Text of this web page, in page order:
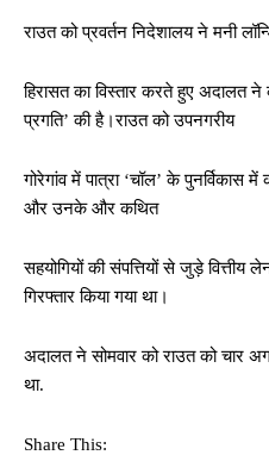
राउत को प्रवर्तन निदेशालय ने मनी
हिरासत का विस्तार करते हुए अदालत
प्रगति’ की है।राउत को उपनगरीय
गोरेगांव में पात्रा ‘चॉल’ के पुनर्विकास
और उनके और कथित
सहयोगियों की संपत्तियों से जुड़े
गिरफ्तार किया गया था।
अदालत ने सोमवार को राउत को चार
था.
Share This: